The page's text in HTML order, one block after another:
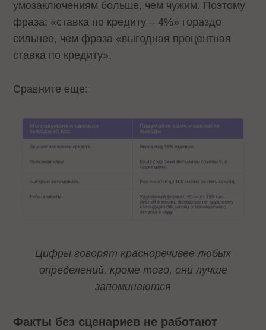
умозаключениям больше, чем чужим. Поэтому
фраза: «ставка по кредиту – 4%» гораздо
сильнее, чем фраза «выгодная процентная
ставка по кредиту».
Сравните еще:
Цифры говорят красноречивее любых
определений, кроме того, они лучше
запоминаются
Факты без сценариев не работают